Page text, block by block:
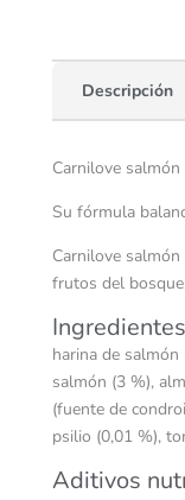
Descripción
Carnilove
Su fórmula
Carnilove
frutos del
harina de
salmón (3 %),
(fuente de
psilio (0,01 %),
Aditivos